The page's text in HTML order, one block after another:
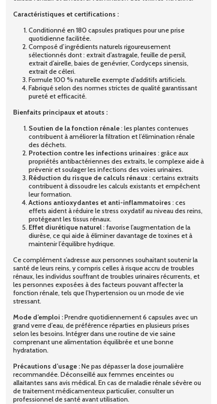
Caractéristiques et certifications :
Conditionné en 180 capsules pratiques pour une prise
quotidienne facilitée.
Composé d’ingrédients naturels rigoureusement
sélectionnés dont : extrait d’astragale, feuille de persil,
extrait d’airelle, baies de genévrier, Cordyceps sinensis,
extrait de céleri.
Formule 100 % naturelle exempte d’additifs artificiels.
Fabriqué selon des normes strictes de qualité garantissant
pureté et efficacité.
Bienfaits principaux et atouts :
Soutien de la fonction rénale: les plantes contenues
contribuent à améliorer la filtration et l’élimination rénale
des déchets.
Protection contre les infections urinaires : grâce aux
propriétés antibactériennes des extraits, le complexe aide à
prévenir et soulager les infections des voies urinaires.
Réduction du risque de calculs rénaux: certains extraits
contribuent à dissoudre les calculs existants et empêchent
leur formation.
Actions antioxydantes et anti-inflammatoires : ces
effets aident à réduire le stress oxydatif au niveau des reins,
protégeant les tissus rénaux.
Effet diurétique naturel: favorise l’augmentation de la
diurèse, ce qui aide à éliminer davantage de toxines et à
maintenir l’équilibre hydrique.
Ce complément s’adresse aux personnes souhaitant soutenir la
santé de leurs reins, y compris celles à risque accru de troubles
rénaux, les individus souffrant de troubles urinaires récurrents, et
les personnes exposées à des facteurs pouvant affecter la
fonction rénale, tels que l’hypertension ou un mode de vie
stressant.
Mode d’emploi :Prendre quotidiennement 6 capsules avec un
grand verre d’eau, de préférence réparties en plusieurs prises
selon les besoins. Intégrer dans une routine de vie saine
comprenant une alimentation équilibrée et une bonne
hydratation.
Précautions d’usage :Ne pas dépasser la dose journalière
recommandée. Déconseillé aux femmes enceintes ou
allaitantes sans avis médical. En cas de maladie rénale sévère ou
de traitement médicamenteux particulier, consulter un
professionnel de santé avant utilisation.